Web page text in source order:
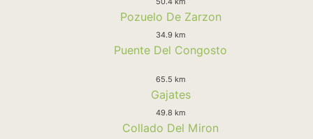
Pozuelo De Zarzon
34.9 km
Puente Del Congosto
65.5 km
Gajates
49.8 km
Collado Del Miron